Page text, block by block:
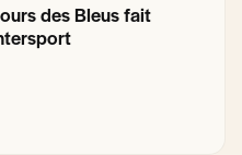
des Bleus fait